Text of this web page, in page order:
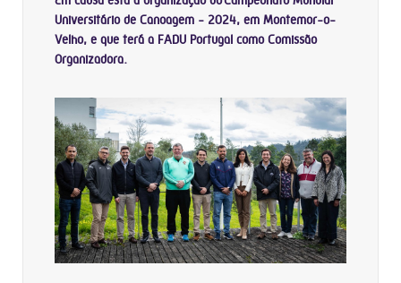
Universitário de Canoagem - 2024, em Montemor-o-
Velho, e que terá a FADU Portugal como Comissão
Organizadora.